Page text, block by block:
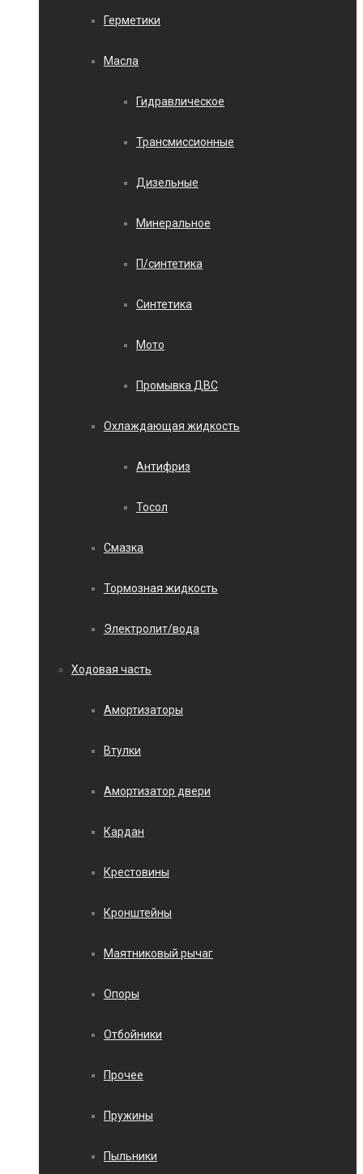
Герметики
Масла
Гидравлическое
Трансмиссионные
Дизельные
Минеральное
П/синтетика
Синтетика
Мото
Промывка ДВС
Охлаждающая жидкость
Антифриз
Тосол
Смазка
Тормозная жидкость
Электролит/вода
Ходовая часть
Амортизаторы
Втулки
Амортизатор двери
Кардан
Крестовины
Кронштейны
Маятниковый рычаг
Опоры
Отбойники
Прочее
Пружины
Пыльники